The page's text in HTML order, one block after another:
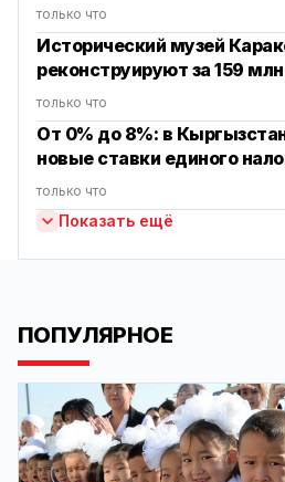
только что
Исторический музей
реконструируют за 159
только что
От 0% до 8%: в
новые ставки единого
только что
Показать ещё
ПОПУЛЯРНОЕ